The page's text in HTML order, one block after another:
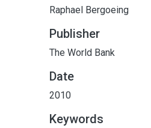
Raphael Bergoeing
Publisher
The World Bank
Date
2010
Keywords